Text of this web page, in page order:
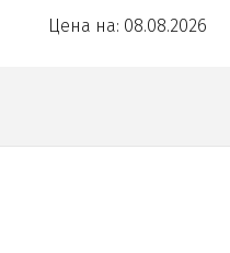
Цена на: 08.08.2026